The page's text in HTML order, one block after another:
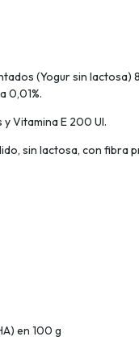
(Yogur sin lactosa)
0,01%.
Vitamina E 200 UI.
sin lactosa, con fibra
en 100 g